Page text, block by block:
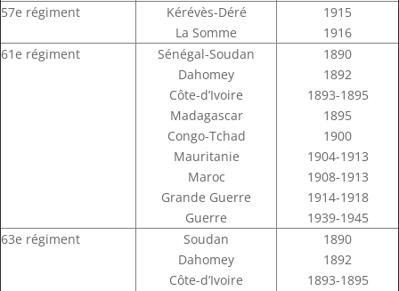
57e régiment
Kérévès-Déré
La Somme
1915
1916
61e régiment
Sénégal-Soudan
Dahomey
Côte-d’Ivoire
Madagascar
Congo-Tchad
Mauritanie
Maroc
Grande Guerre
Guerre
1890
1892
1893-1895
1895
1900
1904-1913
1908-1913
1914-1918
1939-1945
63e régiment
Soudan
Dahomey
Côte-d’Ivoire
1890
1892
1893-1895